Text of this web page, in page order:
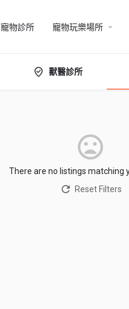
寵物診所 寵物玩樂場所
獸醫診所
There are no listings matching
Reset Filters